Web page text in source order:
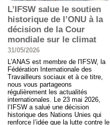
L’IFSW salue le soutien
historique de l’ONU à la
décision de la Cour
mondiale sur le climat
31/05/2026
L'ANAS est membre de l'IFSW, la
Fédération Internationale des
Travailleurs sociaux et à ce titre,
nous vous partageons
régulièrement les actualités
internationales. Le 23 mai 2026,
l’IFSW a salué une décision
historique des Nations Unies qui
renforce l’idée que la lutte contre le